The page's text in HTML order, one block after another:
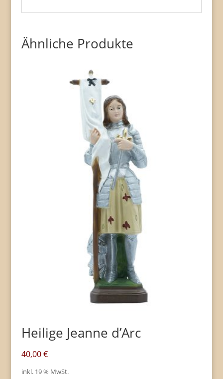
Ähnliche Produkte
Heilige Jeanne d’Arc
40,00€
inkl. 19 % MwSt.